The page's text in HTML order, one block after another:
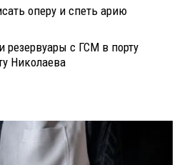
оперу и спеть арию
резервуары с ГСМ в порту
Николаева